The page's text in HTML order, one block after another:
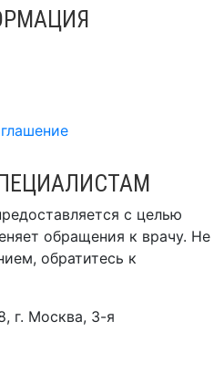
с целью
обращения к врачу. Не
обратитесь к
г. Москва, 3-я